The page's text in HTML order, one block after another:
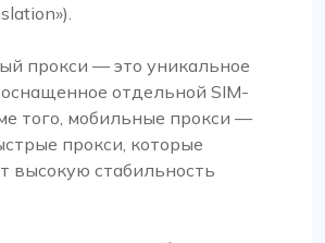
прокси — это уникальное
оснащенное отдельной SIM-
того, мобильные прокси —
прокси, которые
высокую стабильность